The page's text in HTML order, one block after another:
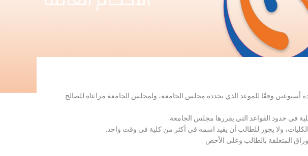
أسبوعين وفقًا للموعد الذي يحدده مجلس الجامعة، ولمجلس الجامعة مراعاة للصالح
في حدود القواعد التي يقررها مجلس الجامعة.
ولا يجوز للطالب أن يقيد اسمه في أكثر من كلية في وقت واحد.
المتعلقة بالطالب وعلى الأخص :